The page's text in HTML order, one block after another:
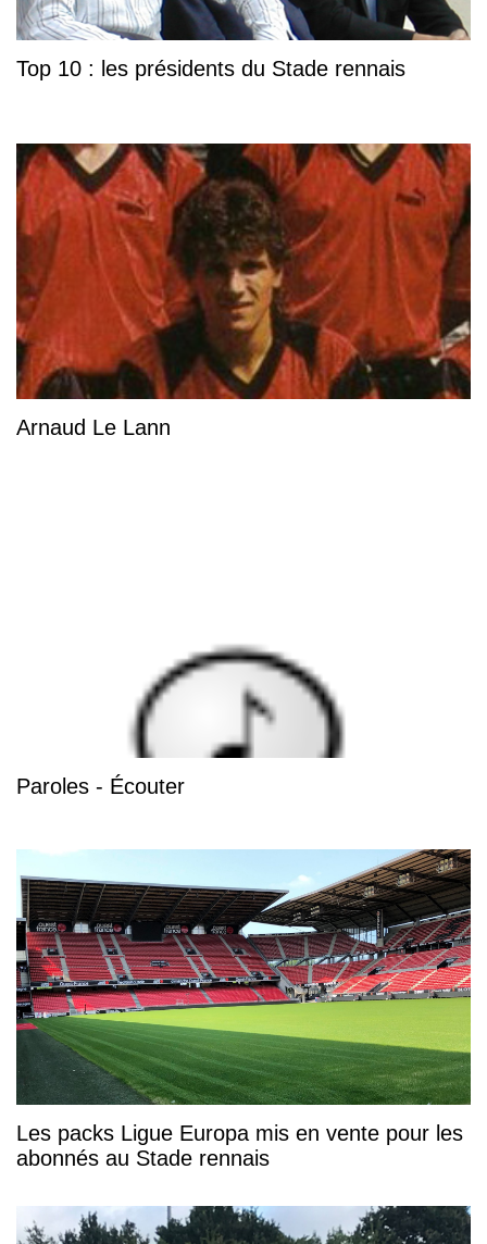
Top 10 : les présidents du Stade rennais
Arnaud Le Lann
Paroles - Écouter
Les packs Ligue Europa mis en vente pour les
abonnés au Stade rennais